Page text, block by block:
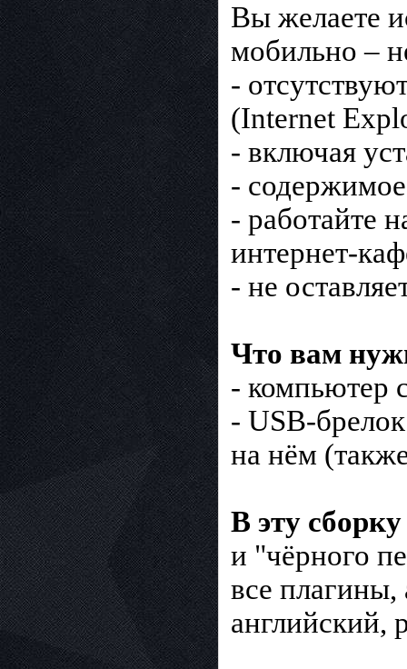
Вы желаете
мобильно –
-
(Internet
- включая
-
- работайте
интернет-
- не
Что вам
- компьютер
- USB-
на нём
В эту
и "чёрного
все плагины,
английский,